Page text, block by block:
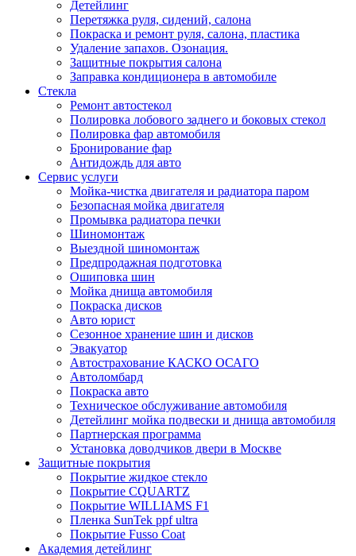
Детейлинг
Перетяжка руля, сидений, салона
Покраска и ремонт руля, салона, пластика
Удаление запахов. Озонация.
Защитные покрытия салона
Заправка кондиционера в автомобиле
Стекла
Ремонт автостекол
Полировка лобового заднего и боковых стекол
Полировка фар автомобиля
Бронирование фар
Антидождь для авто
Сервис услуги
Мойка-чистка двигателя и радиатора паром
Безопасная мойка двигателя
Промывка радиатора печки
Шиномонтаж
Выездной шиномонтаж
Предпродажная подготовка
Ошиповка шин
Мойка днища автомобиля
Покраска дисков
Авто юрист
Сезонное хранение шин и дисков
Эвакуатор
Автострахование КАСКО ОСАГО
Автоломбард
Покраска авто
Техническое обслуживание автомобиля
Детейлинг мойка подвески и днища автомобиля
Партнерская программа
Установка доводчиков двери в Москве
Защитные покрытия
Покрытие жидкое стекло
Покрытие CQUARTZ
Покрытие WILLIAMS F1
Пленка SunTek ppf ultra
Покрытие Fusso Coat
Академия детейлинг